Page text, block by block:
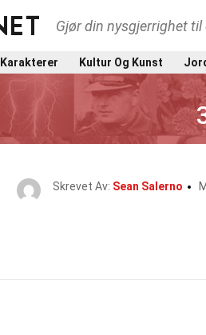
Gjør din nysgjerrighet
Karakterer Kultur Og Kunst
Skrevet Av: Sean Salerno